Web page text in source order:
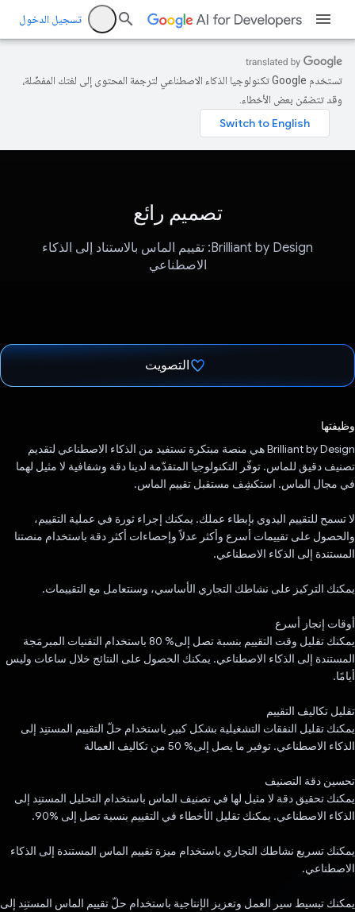
تسجيل الدخول
تستخدم Google تكنولوجيا الذكاء الاصطناعي لترجمة المحتوى إلى لغتك المفضّلة،
وقد تتضمّن بعض الأخطاء.
تصميم رائع
Brilliant by Design: تقييم الماس بالاستناد إلى الذكاء
الاصطناعي
التصويت
وظيفتها
‫Brilliant by Design هي منصة مبتكرة تستفيد من الذكاء الاصطناعي لتقديم
تصنيف دقيق للماس. توفّر التكنولوجيا المتقدّمة لدينا دقة وشفافية لا مثيل لهما
في مجال الماس. استكشِف مستقبل تقييم الماس.
لا تسمح للتقييم اليدوي بإبطاء عملك. يمكنك إجراء ثورة في عملية التقييم،
والحصول على تقييمات أسرع وأكثر عدلاً وإحصاءات أكثر دقة باستخدام منصتنا
المستندة إلى الذكاء الاصطناعي.
يمكنك التركيز على نشاطك التجاري الأساسي، وسنتعامل مع التقييمات.
أوقات إنجاز أسرع
يمكنك تقليل وقت التقييم بنسبة تصل إلى% 80 باستخدام التقنيات المبرمَجة
المستندة إلى الذكاء الاصطناعي. يمكنك الحصول على النتائج خلال ساعات وليس
أيامًا.
تقليل تكاليف التقييم
يمكنك تقليل النفقات التشغيلية بشكل كبير باستخدام حلّ التقييم المستنِد إلى
الذكاء الاصطناعي. توفير ما يصل إلى% 50 من تكاليف العمالة
تحسين دقة التصنيف
يمكنك تحقيق دقة لا مثيل لها في تصنيف الماس باستخدام التحليل المستنِد إلى
الذكاء الاصطناعي. يمكنك تقليل الأخطاء في التقييم بنسبة تصل إلى %90.
يمكنك تسريع نشاطك التجاري باستخدام ميزة تقييم الماس المستندة إلى الذكاء
الاصطناعي.
يمكنك تبسيط سير العمل وتعزيز الإنتاجية باستخدام حلّ تقييم الماس المستنِد إلى